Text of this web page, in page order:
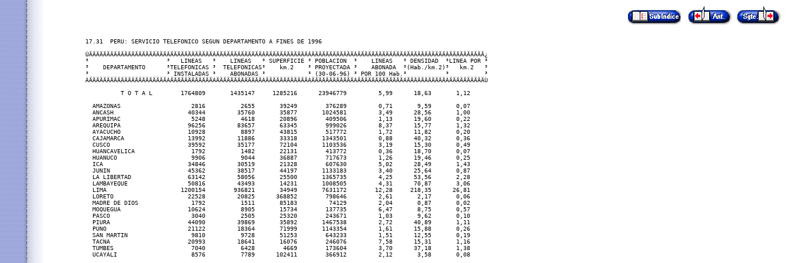
17.31  PERU: SERVICIO TELEFONICO SEGUN DEPARTAMENTO A FINES DE 1996
ÚÄÄÄÄÄÄÄÄÄÄÄÄÄÄÄÄÄÄÄÄÄÄÂÄÄÄÄÄÄÄÄÄÄÄÄÂÄÄÄÄÄÄÄÄÄÄÄÄÄÂÄÄÄÄÄÄÄÄÄÄÄÄÂÄÄÄÄÄÄÄÄÄÄÄÄÂÄÄÄÄÄÄÄÄÄÄÄÄÄÂÄÄÄÄÄÄÄÄÄÄÄÂÄÄÄÄÄÄÄÄÄÄ¿
³                      ³   LINEAS   ³    LINEAS   ³ SUPERFICIE ³ POBLACION  ³    LINEAS   ³ DENSIDAD  ³LINEA POR ³
³    DEPARTAMENTO      ³TELEFONICAS ³  TELEFONICAS³    km.2    ³ PROYECTADA ³    ABONADA  ³(Hab./km.2)³   km.2   ³
³                      ³ INSTALADAS ³    ABONADAS ³            ³ (30-06-96) ³ POR 100 Hab.³           ³          ³
ÀÄÄÄÄÄÄÄÄÄÄÄÄÄÄÄÄÄÄÄÄÄÄÁÄÄÄÄÄÄÄÄÄÄÄÄÁÄÄÄÄÄÄÄÄÄÄÄÄÄÁÄÄÄÄÄÄÄÄÄÄÄÄÁÄÄÄÄÄÄÄÄÄÄÄÄÁÄÄÄÄÄÄÄÄÄÄÄÄÄÁÄÄÄÄÄÄÄÄÄÄÄÁÄÄÄÄÄÄÄÄÄÄÙ
          T O T A L        1764809       1435147     1285216      23946779         5,99      18,63       1,12
  AMAZONAS                    2816          2655       39249        376289         0,71       9,59       0,07
  ANCASH                     40344         35760       35877       1024581         3,49      28,56       1,00
  APURIMAC                    5248          4618       20896        409506         1,13      19,60       0,22
  AREQUIPA                   96256         83657       63345        999026         8,37      15,77       1,32
  AYACUCHO                   10928          8897       43815        517772         1,72      11,82       0,20
  CAJAMARCA                  13992         11886       33318       1343501         0,88      40,32       0,36
  CUSCO                      39592         35177       72104       1103536         3,19      15,30       0,49
  HUANCAVELICA                1792          1482       22131        413772         0,36      18,70       0,07
  HUANUCO                     9906          9044       36887        717673         1,26      19,46       0,25
  ICA                        34846         30519       21328        607630         5,02      28,49       1,43
  JUNIN                      45362         38517       44197       1133183         3,40      25,64       0,87
  LA LIBERTAD                63142         58056       25500       1365735         4,25      53,56       2,28
  LAMBAYEQUE                 50816         43493       14231       1008505         4,31      70,87       3,06
  LIMA                     1200154        936821       34949       7631172        12,28     218,35      26,81
  LORETO                     22528         20825      368852        798646         2,61       2,17       0,06
  MADRE DE DIOS               1792          1511       85183         74129         2,04       0,87       0,02
  MOQUEGUA                   10624          8905       15734        137735         6,47       8,75       0,57
  PASCO                       3040          2505       25320        243671         1,03       9,62       0,10
  PIURA                      44090         39869       35892       1467538         2,72      40,89       1,11
  PUNO                       21122         18364       71999       1143354         1,61      15,88       0,26
  SAN MARTIN                  9810          9728       51253        643233         1,51      12,55       0,19
  TACNA                      20993         18641       16076        246076         7,58      15,31       1,16
  TUMBES                      7040          6428        4669        173604         3,70      37,18       1,38
  UCAYALI                     8576          7789      102411        366912         2,12       3,58       0,08